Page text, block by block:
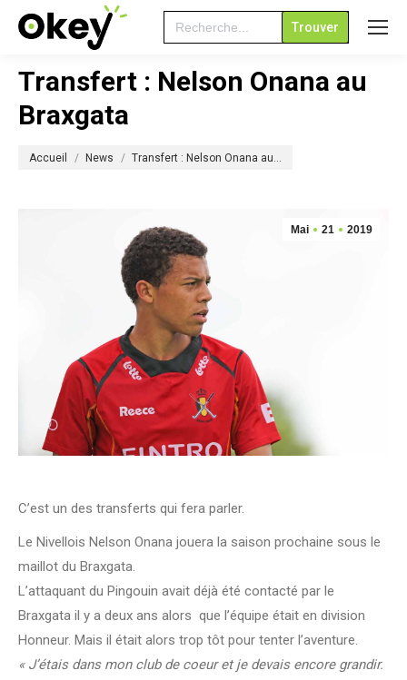
Search
for:
Transfert : Nelson Onana au
Braxgata
Accueil News Transfert : Nelson Onana au…
Mai 21 2019
C’est un des transferts qui fera parler.
Le Nivellois Nelson Onana jouera la saison prochaine sous le
maillot du Braxgata.
L’attaquant du Pingouin avait déjà été contacté par le
Braxgata il y a deux ans alors que l’équipe était en division
Honneur. Mais il était alors trop tôt pour tenter l’aventure.
« J’étais dans mon club de coeur et je devais encore grandir.